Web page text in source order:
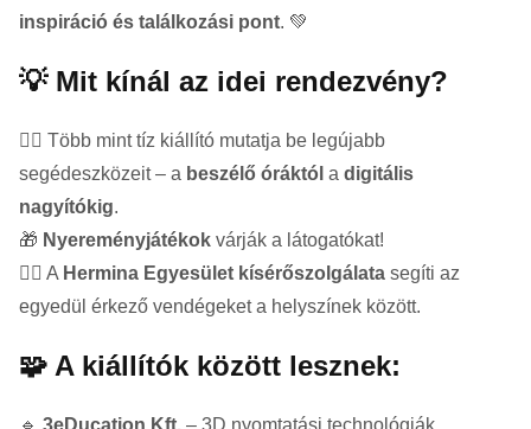
inspiráció és találkozási pont. 💚
💡 Mit kínál az idei rendezvény?
🧏‍♂️ Több mint tíz kiállító mutatja be legújabb
segédeszközeit – a beszélő óráktól a digitális
nagyítókig.
🎁 Nyereményjátékok várják a látogatókat!
🚶‍♀️ A Hermina Egyesület kísérőszolgálata segíti az
egyedül érkező vendégeket a helyszínek között.
🧩 A kiállítók között lesznek:
🔹 3eDucation Kft. – 3D nyomtatási technológiák